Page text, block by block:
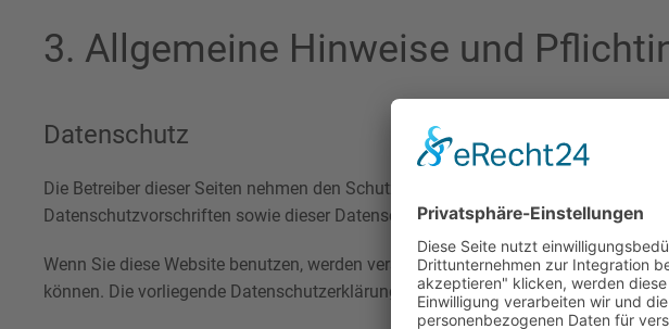
3. Allgemeine Hinweise und
Datenschutz
Die Betreiber dieser Seiten nehmen den Schutz Ihrer persönlichen Daten sehr
Datenschutzvorschriften sowie dieser Datenschutzerklärung.
Wenn Sie diese Website benutzen, werden verschiedene personenbezogene
können. Die vorliegende Datenschutzerklärung erläutert, welche Daten wir